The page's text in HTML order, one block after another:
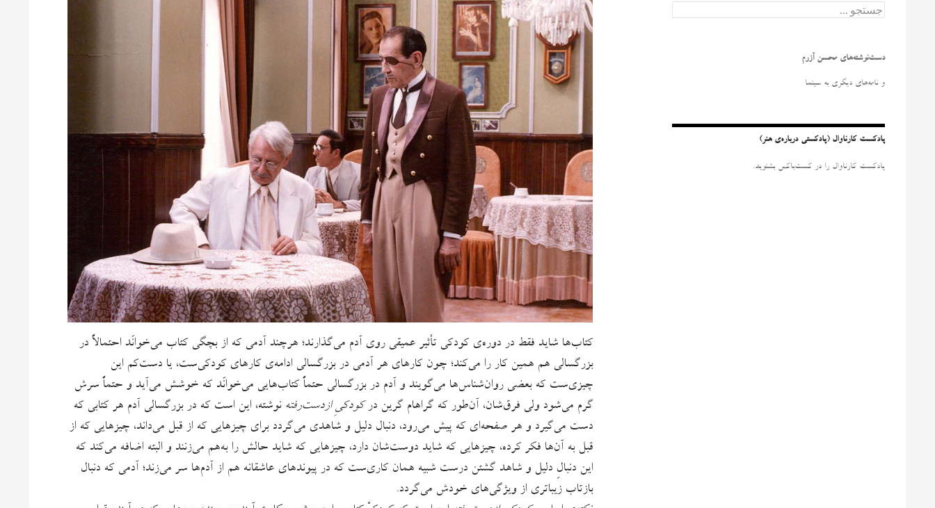
کتاب‌ها شاید فقط در دوره‌ی کودکی تأثیر عمیقی روی آدم می‌گذارند؛ هرچند آدمی که از بچگی کتاب می‌خوانَد احتمالاً در
بزرگسالی هم همین کار را می‌کند؛ چون کارهای هر آدمی در بزرگسالی ادامه‌ی کارهای کودکی‌ست،‌ یا دست‌کم این
چیزی‌ست که بعضی روان‌شناس‌ها می‌گویند و آدم در بزرگسالی حتماً کتاب‌هایی می‌خوانَد که خوشش می‌آید و حتماً سرش
گرم می‌شود ولی فرق‌شان، آن‌طور که گراهام گرین درکودکیِ ازدست‌رفته نوشته، این است که در بزرگسالی آدم هر کتابی که
دست می‌گیرد و هر صفحه‌ای که پیش می‌رود، دنبال دلیل و شاهدی می‌گردد برای چیزهایی که از قبل می‌داند، چیزهایی که از
قبل به آن‌ها فکر کرده، چیزهایی که شاید دوست‌شان دارد، چیزهایی که شاید حالش را به‌هم می‌زنند و البته اضافه می‌کند که
این دنبالِ دلیل و شاهد گشتن درست شبیه همان کاری‌ست که در پیوندهای عاشقانه هم از آدم‌ها سر می‌زند؛ آدمی که دنبال
بازتاب زیباتری از ویژگی‌های خودش می‌گردد.
ج
س
و
ر
دست‌نوشته‌های محسن آزرم
و نامه‌‌های دیگری به سینما
پادکست کارناوال (پادکستی درباره‌ی هنر)
پادکست کارناوال را در کست‌باکس بشنوید.